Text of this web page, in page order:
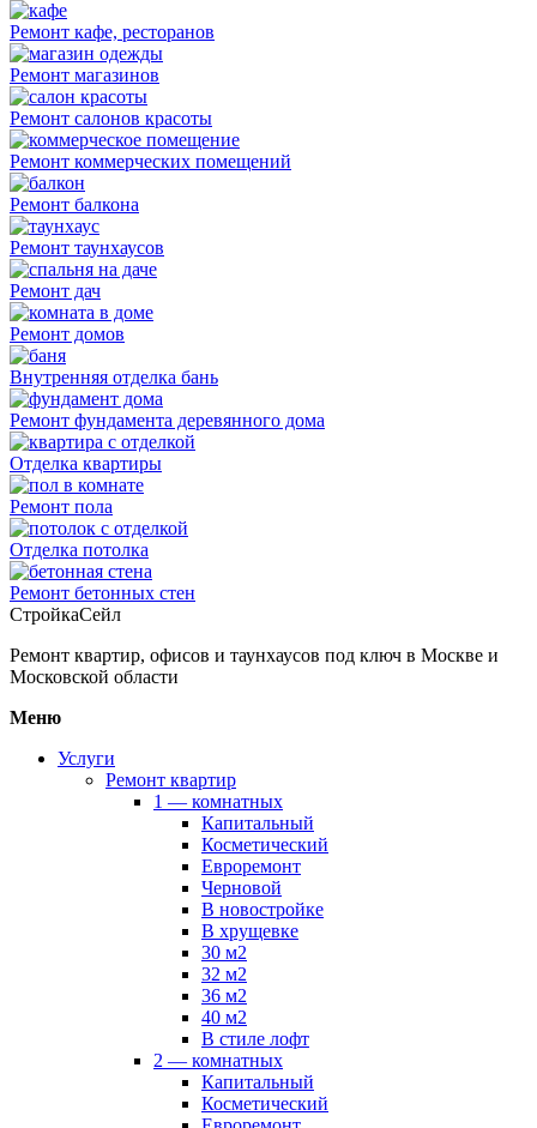
Ремонт кафе, ресторанов
Ремонт магазинов
Ремонт салонов красоты
Ремонт коммерческих помещений
Ремонт балкона
Ремонт таунхаусов
Ремонт дач
Ремонт домов
Внутренняя отделка бань
Ремонт фундамента деревянного дома
Отделка квартиры
Ремонт пола
Отделка потолка
Ремонт бетонных стен
СтройкаСейл
Ремонт квартир, офисов и таунхаусов под ключ в Москве и
Московской области
Меню
Услуги
Ремонт квартир
1 — комнатных
Капитальный
Косметический
Евроремонт
Черновой
В новостройке
В хрущевке
30 м2
32 м2
36 м2
40 м2
В стиле лофт
2 — комнатных
Капитальный
Косметический